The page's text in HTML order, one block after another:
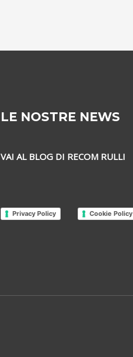
LE NOSTRE NEWS
VAI AL BLOG DI RECOM RULLI
Privacy Policy Cookie Policy